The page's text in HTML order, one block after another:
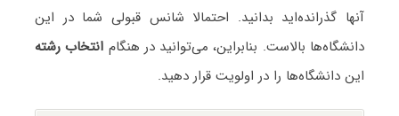
آنها گذرانده‌اید بدانید. احتمالا شانس قبولی شما در این
دانشگاه‌ها بالاست. بنابراین، می‌توانید در هنگام انتخاب رشته
این دانشگاه‌ها را در اولویت قرار دهید.